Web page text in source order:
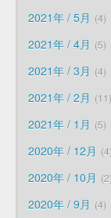
2021年 / 5月 4
2021年 / 4月 5
2021年 / 3月 4
2021年 / 2月 11
2021年 / 1月 5
2020年 / 12月 4
2020年 / 10月 2
2020年 / 9月 4